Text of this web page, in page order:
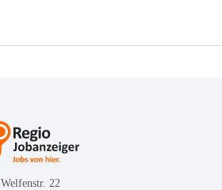
Welfenstr. 22